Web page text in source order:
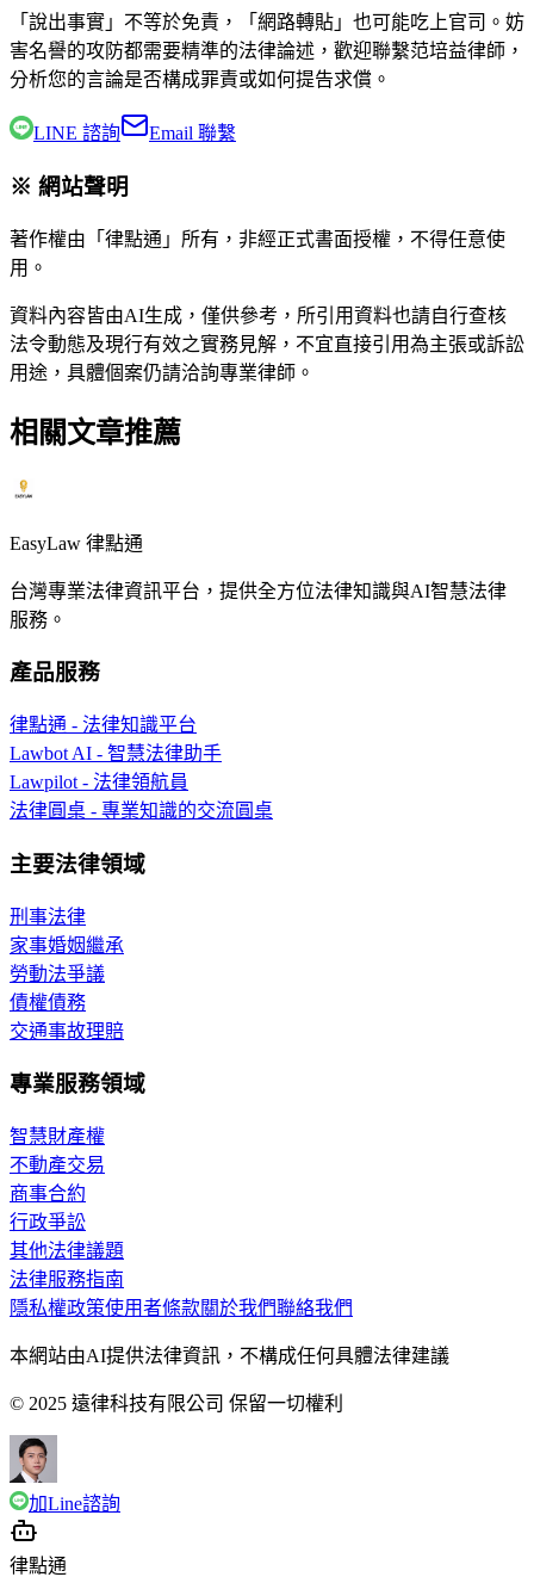
「說出事實」不等於免責，「網路轉貼」也可能吃上官司。妨
害名譽的攻防都需要精準的法律論述，歡迎聯繫范培益律師 ，
分析您的言論是否構成罪責或如何提告求償。
LINE 諮詢 Email 聯繫
※ 網站聲明
著作權由「律點通」所有，非經正式書面授權，不得任意使
用。
資料內容皆由AI生成，僅供參考，所引用資料也請自行查核
法令動態及現行有效之實務見解，不宜直接引用為主張或訴訟
用途，具體個案仍請洽詢專業律師。
相關文章推薦
EasyLaw 律點通
台灣專業法律資訊平台，提供全方位法律知識與AI智慧法律
服務。
產品服務
律點通 - 法律知識平台
Lawbot AI - 智慧法律助手
Lawpilot - 法律領航員
法律圓桌 - 專業知識的交流圓桌
主要法律領域
刑事法律
家事婚姻繼承
勞動法爭議
債權債務
交通事故理賠
專業服務領域
智慧財產權
不動產交易
商事合約
行政爭訟
其他法律議題
法律服務指南
隱私權政策使用者條款關於我們聯絡我們
本網站由AI提供法律資訊，不構成任何具體法律建議
© 2025 遠律科技有限公司 保留一切權利
加Line諮詢
律點通